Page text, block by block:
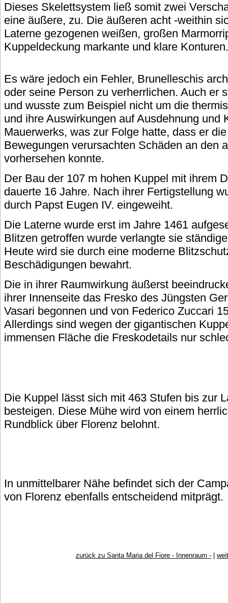
Dieses Skelettsystem ließ somit zwei
eine äußere, zu. Die äußeren acht -weithin
Laterne gezogenen weißen, großen
Kuppeldeckung markante und klare Konturen.
Es wäre jedoch ein Fehler, Brunelleschis
oder seine Person zu verherrlichen. Auch er
und wusste zum Beispiel nicht um die
und ihre Auswirkungen auf Ausdehnung und
Mauerwerks, was zur Folge hatte, dass er
Bewegungen verursachten Schäden an den
vorhersehen konnte.
Der Bau der 107 m hohen Kuppel mit ihrem
dauerte 16 Jahre. Nach ihrer Fertigstellung
durch Papst Eugen IV. eingeweiht.
Die Laterne wurde erst im Jahre 1461
Blitzen getroffen wurde verlangte sie
Heute wird sie durch eine moderne
Beschädigungen bewahrt.
Die in ihrer Raumwirkung äußerst
ihrer Innenseite das Fresko des Jüngsten
Vasari begonnen und von Federico Zuccari
Allerdings sind wegen der gigantischen
immensen Fläche die Freskodetails nur
Die Kuppel lässt sich mit 463 Stufen bis zur
besteigen. Diese Mühe wird von einem
Rundblick über Florenz belohnt.
In unmittelbarer Nähe befindet sich der
von Florenz ebenfalls entscheidend mitprägt.
zurück zu Santa Maria del Fiore - Innenraum - |